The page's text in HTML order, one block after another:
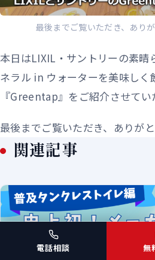
最後までご覧いただき、あり
本日はLIXIL・サントリーの素晴
ネラル in ウォーターを美味しく
『Greentap』をご紹介させてい
最後までご覧いただき、ありが
関連記事
電話相談 無